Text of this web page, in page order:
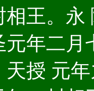
相王。
元年二月
天授 元